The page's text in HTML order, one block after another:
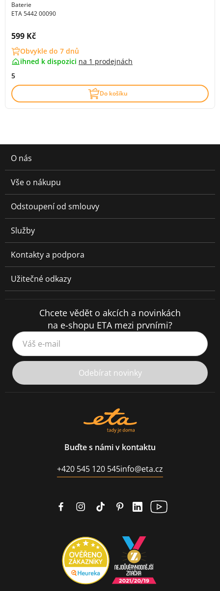
Baterie
ETA 5442 00090
Cena s DPH:
599 Kč
Obvykle do 7 dnů
ihned k dispozici na 1 prodejnách
5
Do košíku
O nás
Vše o nákupu
Odstoupení od smlouvy
Služby
Kontakty a podpora
Užitečné odkazy
Chcete vědět o akcích a novinkách
na e-shopu ETA mezi prvními?
Váš e-mail
Odebírat novinky
Buďte s námi v kontaktu
+420 545 120 545info@eta.cz